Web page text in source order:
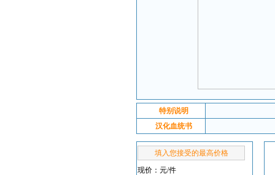
特别说明
汉化血统书
填入您接受的最高价格
现价： 元/件